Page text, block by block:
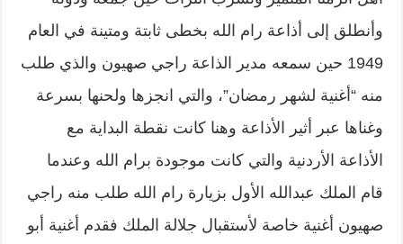
وأنطلق إلى أذاعة رام الله بخطى ثابتة ومتينة في العام
1949 حين سمعه مدير الذاعة راجي صهيون والذي طلب
منه “أغنية لشهر رمضان”، والتي انجزها ولحنها بسرعة
وغناها عبر أثير الأذاعة وهنا كانت نقطة البداية مع
الأذاعة الأردنية والتي كانت موجودة برام الله وعندما
قام الملك عبدالله الأول بزيارة رام الله طلب منه راجي
صهيون أغنية خاصة لأستقبال جلالة الملك فقدم أغنية أبو